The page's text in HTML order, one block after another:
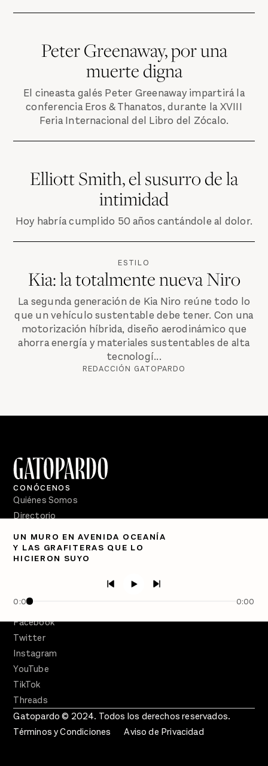
Peter Greenaway, por una
muerte digna
El cineasta galés Peter Greenaway impartirá la
conferencia Eros & Thanatos, durante la XVIII
Feria Internacional del Libro del Zócalo.
Elliott Smith, el susurro de la
intimidad
Hoy habría cumplido 50 años cantándole al dolor.
ESTILO
Kia: la totalmente nueva Niro
La segunda generación de Kia Niro reúne todo lo
que un vehículo sustentable debe tener. Con una
motorización híbrida, diseño aerodinámico que
ahorra energía y materiales sustentables de alta
tecnologí...
REDACCIÓN GATOPARDO
UN MURO EN AVENIDA OCEANÍA
Y LAS GRAFITERAS QUE LO
HICIERON SUYO
0:00 0:00
CONÓCENOS
Quiénes Somos
Directorio
PÓDCASTS
Semanario Gatopardo
Facebook
Twitter
Instagram
YouTube
TikTok
Threads
Gatopardo © 2024. Todos los derechos reservados.
Términos y Condiciones
Aviso de Privacidad